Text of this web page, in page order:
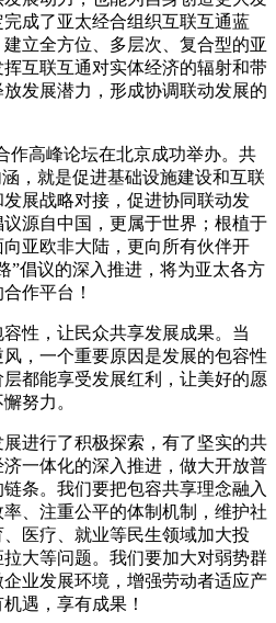
成了亚太经合组织互联互通蓝
立全方位、多层次、复合型的亚
互联互通对实体经济的辐射和带
发展潜力，形成协调联动发展的
作高峰论坛在北京成功举办。共
，就是促进基础设施建设和互联
展战略对接，促进协同联动发
源自中国，更属于世界；根植于
亚欧非大陆，更向所有伙伴开
”倡议的深入推进，将为亚太各方
作平台！
性，让民众共享发展成果。当
，一个重要原因是发展的包容性
都能享受发展红利，让美好的愿
努力。
进行了积极探索，有了坚实的共
一体化的深入推进，做大开放普
条。我们要把包容共享理念融入
、注重公平的体制机制，维护社
医疗、就业等民生领域加大投
大等问题。我们要加大对弱势群
业发展环境，增强劳动者适应产
遇，享有成果！